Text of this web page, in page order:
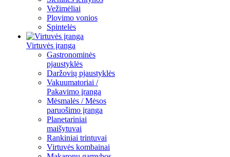
Vežimėliai
Plovimo vonios
Spintelės
Virtuvės įranga
Gastronominės
pjaustyklės
Daržovių pjaustyklės
Vakuumatoriai /
Pakavimo įranga
Mėsmalės / Mėsos
paruošimo įranga
Planetariniai
maišytuvai
Rankiniai trintuvai
Virtuvės kombainai